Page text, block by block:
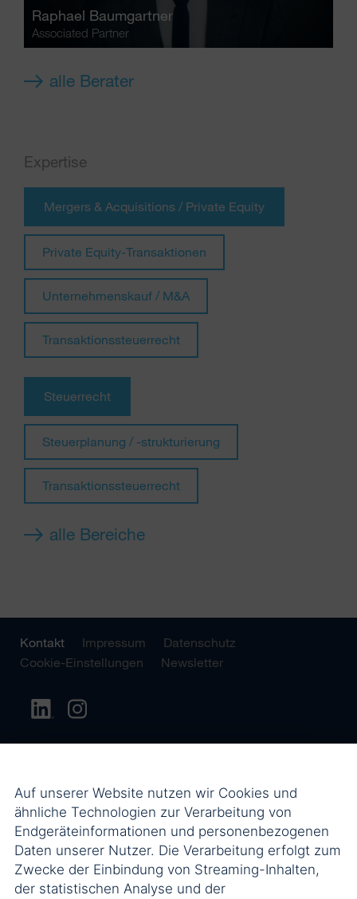
Raphael Baumgartner
Associated Partner
alle Berater
Expertise
Mergers & Acquisitions / Private Equity
Private Equity-Transaktionen
Unternehmenskauf / M&A
Transaktionssteuerrecht
Steuerrecht
Steuerplanung / -strukturierung
Transaktionssteuerrecht
alle Bereiche
Kontakt Impressum
Datenschutz
Cookie-Einstellungen
Newsletter
Auf unserer Website nutzen wir Cookies und
ähnliche Technologien zur Verarbeitung von
Endgeräteinformationen und personenbezogenen
Daten unserer Nutzer. Die Verarbeitung erfolgt zum
Zwecke der Einbindung von Streaming-Inhalten,
der statistischen Analyse und der